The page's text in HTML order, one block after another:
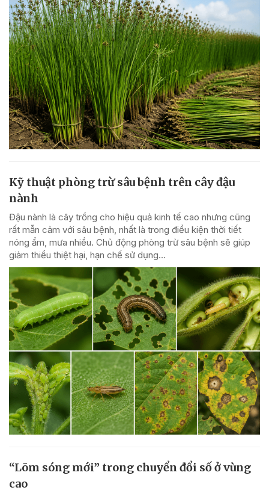
Kỹ thuật phòng trừ sâu bệnh trên cây đậu
nành
Đậu nành là cây trồng cho hiệu quả kinh tế cao nhưng cũng
rất mẫn cảm với sâu bệnh, nhất là trong điều kiện thời tiết
nóng ẩm, mưa nhiều. Chủ động phòng trừ sâu bệnh sẽ giúp
giảm thiểu thiệt hại, hạn chế sử dụng...
“Lõm sóng mới” trong chuyển đổi số ở vùng
cao